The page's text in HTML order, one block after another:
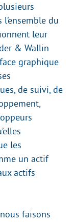
du
leur
& Wallin
graphique
de suivi, de
les
un actif
actifs
faisons